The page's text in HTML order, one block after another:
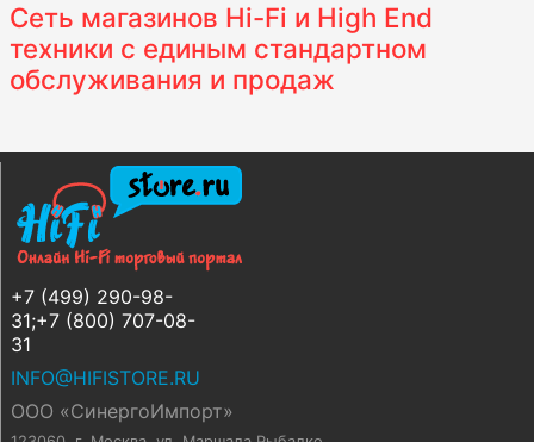
Сеть магазинов Hi-Fi и High End
техники с единым стандартном
обслуживания и продаж
+7 (499) 290-98-
31;+7 (800) 707-08-
31
INFO@HIFISTORE.RU
ООО «СинергоИмпорт»